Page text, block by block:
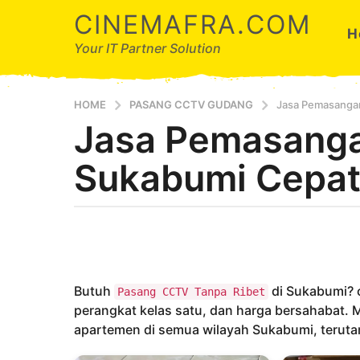
CINEMAFRA.COM
Your IT Partner Solution
HOME PASANG CCTV GUDANG Jasa
t
a
h
o
t
Jasa
Sukabumi
d
a
Butuh Pasang CCTV Tanpa Ribet di Sukabumi?
perangkat kelas satu, dan harga bersahabat.
apartemen di semua wilayah Sukabumi,